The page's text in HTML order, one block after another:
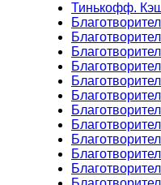
Тинькофф.